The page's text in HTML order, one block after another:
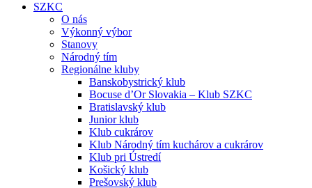
SZKC
O nás
Výkonný výbor
Stanovy
Národný tím
Regionálne kluby
Banskobystrický klub
Bocuse d’Or Slovakia – Klub SZKC
Bratislavský klub
Junior klub
Klub cukrárov
Klub Národný tím kuchárov a cukrárov
Klub pri Ústredí
Košický klub
Prešovský klub